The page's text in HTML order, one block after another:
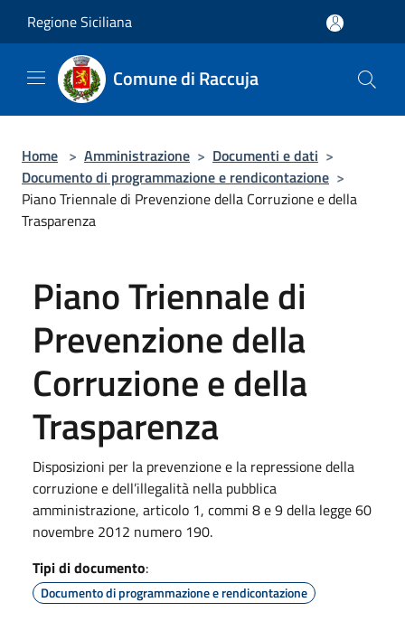
Regione Siciliana
Comune di Raccuja
Home > Amministrazione > Documenti e dati >
Documento di programmazione e rendicontazione >
Piano Triennale di Prevenzione della Corruzione e della
Trasparenza
Piano Triennale di
Prevenzione della
Corruzione e della
Trasparenza
Disposizioni per la prevenzione e la repressione della
corruzione e dell’illegalità nella pubblica
amministrazione, articolo 1, commi 8 e 9 della legge 60
novembre 2012 numero 190.
Tipi di documento:
Documento di programmazione e rendicontazione